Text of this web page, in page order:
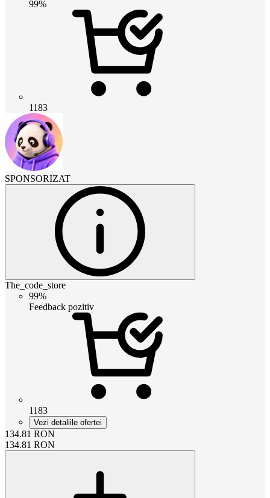
99%
1183
SPONSORIZAT
The_code_store
99%
Feedback pozitiv
1183
Vezi detaliile ofertei
134.81 RON
134.81 RON